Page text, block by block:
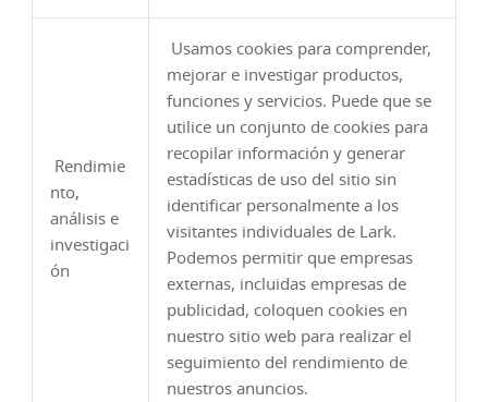
Rendimie
nto,
análisis e
investigaci
ón
Usamos cookies para comprender,
mejorar e investigar productos,
funciones y servicios. Puede que se
utilice un conjunto de cookies para
recopilar información y generar
estadísticas de uso del sitio sin
identificar personalmente a los
visitantes individuales de Lark.
Podemos permitir que empresas
externas, incluidas empresas de
publicidad, coloquen cookies en
nuestro sitio web para realizar el
seguimiento del rendimiento de
nuestros anuncios.